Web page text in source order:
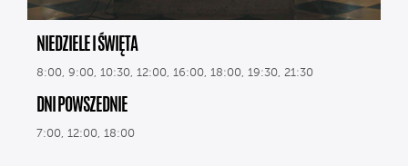
NIEDZIELE I ŚWIĘTA
8:00, 9:00, 10:30, 12:00, 16:00, 18:00, 19:30, 21:30
DNI POWSZEDNIE
7:00, 12:00, 18:00